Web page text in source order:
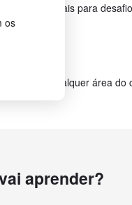
os
os profissionais para
em qualquer área do
aprender?